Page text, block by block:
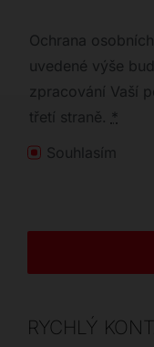
Ochrana
uvedené výše
zpracování Vaší
třetí straně. *
Souhlasím
RYCHLÝ